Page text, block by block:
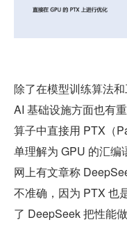
除了在模型训练算法
AI 基础设施方面也有
算子中直接用 PTX（
单理解为 GPU 的汇编
网上有文章称
不准确，因为 PTX 也
了 DeepSeek 把性能做